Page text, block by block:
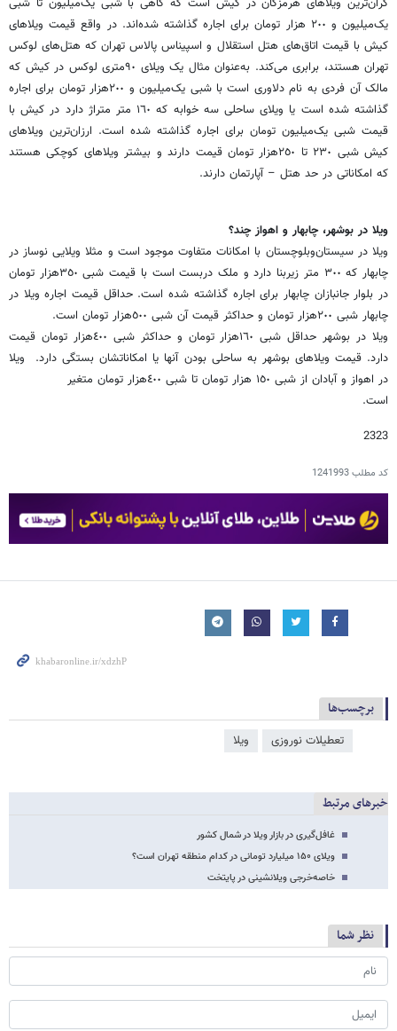
گران‌ترین ویلاهای هرمزگان در کیش است که گاهی با شبی یک‌میلیون تا شبی
یک‌میلیون و ٢٠٠ ‏هزار تومان برای اجاره گذاشته شده‌اند. در واقع قیمت ویلاهای
کیش با قیمت اتاق‌های هتل استقلال و ‏اسپیناس پالاس تهران که هتل‌های لوکس
تهران هستند، برابری می‌کند. به‌عنوان مثال یک ویلای ٩٠متری لوکس در کیش که
مالک آن فردی به نام دلاوری است با شبی یک‌میلیون و ٢٠٠‌هزار تومان ‏برای اجاره
گذاشته شده است یا ویلای ساحلی سه خوابه که ١٦٠ متر متراژ دارد در کیش با
قیمت شبی ‏یک‌میلیون تومان برای اجاره گذاشته شده است. ارزان‌ترین ویلاهای
کیش شبی ٢٣٠ تا ٢٥٠‌هزار ‏تومان قیمت دارند و بیشتر ویلاهای کوچکی هستند
که امکاناتی در حد هتل – آپارتمان دارند. ‏
ویلا در بوشهر، چابهار و اهواز چند؟
ویلا در سیستان‌وبلوچستان با امکانات متفاوت موجود است و مثلا ویلایی نوساز در
چابهار که ٣٠٠ ‏متر زیربنا دارد و ملک دربست است با قیمت شبی ٣٥٠‌هزار تومان
در بلوار جانبازان چابهار برای ‏اجاره گذاشته شده است. حداقل قیمت اجاره ویلا در
چابهار شبی ٢٠٠‌هزار تومان و حداکثر قیمت آن ‏شبی ٥٠٠‌هزار تومان است. ‏
ویلا در بوشهر حداقل شبی ١٦٠‌هزار تومان و حداکثر شبی ٤٠٠‌هزار تومان قیمت
دارد. قیمت ‏ویلاهای بوشهر به ساحلی بودن آنها یا امکاناتشان بستگی دارد. ویلا
در اهواز و آبادان از شبی ١٥٠ ‏هزار تومان تا شبی ٤٠٠‌هزار تومان متغیر
است. ‏
2323
کد مطلب1241993
برچسب‌ها
تعطیلات نوروزی ویلا
خبرهای مرتبط
غافل‌گیری در بازار ویلا در شمال کشور
ویلای ۱۵۰ میلیارد تومانی در کدام منطقه تهران است؟
خاصه‌خرجی ویلانشینی در پایتخت
نظر شما